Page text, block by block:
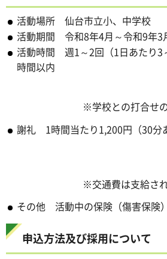
活動場所 仙台市立小、中学校
活動期間 令和8年4月～令和9年3
活動時間 週1～2回（1日あたり3
時間
※学校との打合せの上
謝礼 1時間当たり1,200円（
※交通費は支給され
その他 活動中の保険（傷害保険
申込方法及び採用について